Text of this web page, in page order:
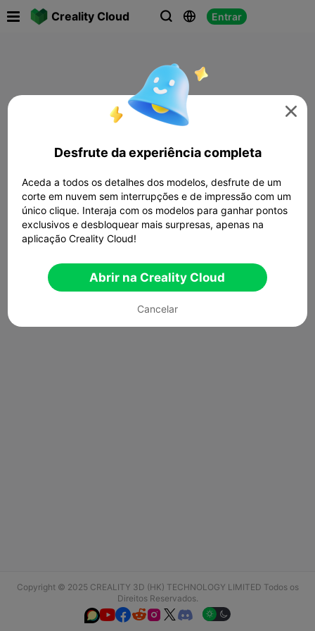
Creality Cloud   Entrar
Copyright © 2025 CREALITY 3D (HK) TECHNOLOGY LIMITED Todos os
Direitos Reservados.
  

Desfrute da experiência completa
Aceda a todos os detalhes dos modelos, desfrute de um
corte em nuvem sem interrupções e de impressão com um
único clique. Interaja com os modelos para ganhar pontos
exclusivos e desbloquear mais surpresas, apenas na
aplicação Creality Cloud!
Abrir na Creality Cloud
Cancelar